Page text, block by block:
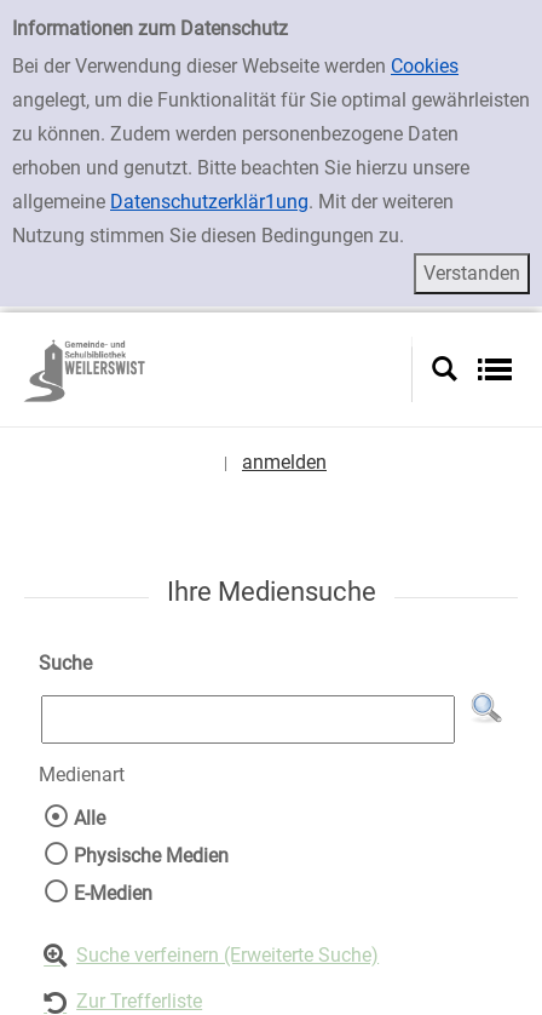
Einfache Suche
Informationen zum Datenschutz
Bei der Verwendung dieser Webseite werden Cookies
angelegt, um die Funktionalität für Sie optimal gewährleisten
zu können. Zudem werden personenbezogene Daten
erhoben und genutzt. Bitte beachten Sie hierzu unsere
allgemeine Datenschutzerklär1ung. Mit der weiteren
Nutzung stimmen Sie diesen Bedingungen zu.
zur Navigation springen
zum Inhalt springen
Zur Detailanzeige springen
anmelden
Ihre Mediensuche
Suche
Medienart
Wählen Sie die Medienart nach der Sie
Alle
Physische Medien
E-Medien
Suche verfeinern (Erweiterte Suche)
Zur Trefferliste